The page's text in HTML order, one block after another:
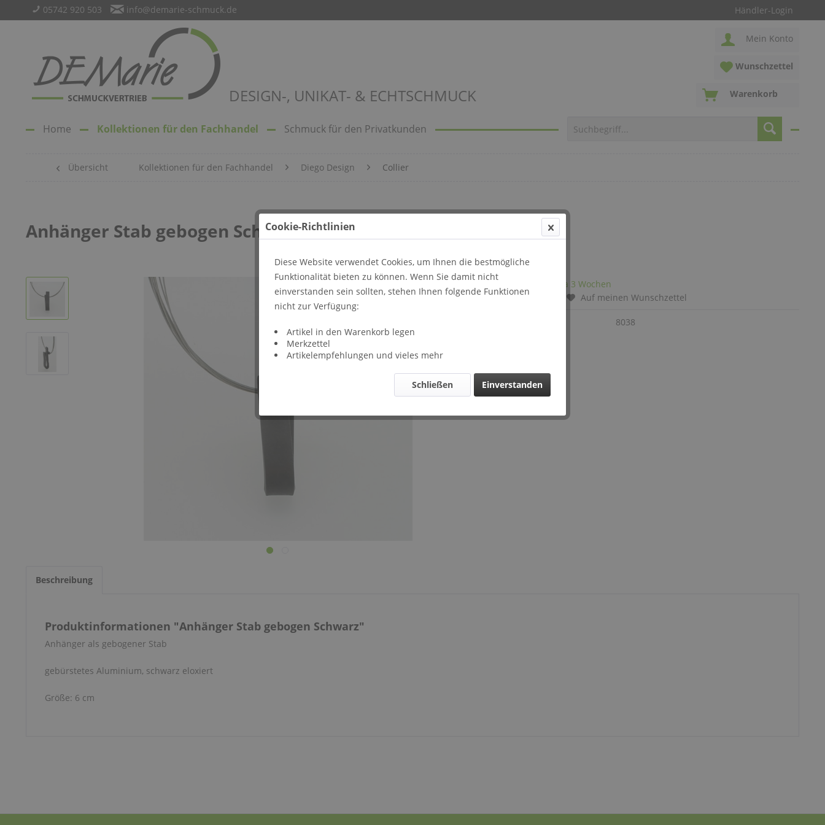
Händler-Login
05742 920 503 info@demarie-schmuck.de
DESIGN-, UNIKAT- & ECHTSCHMUCK
Mein Konto
Wunschzettel
Warenkorb
Home Kollektionen für den Fachhandel Schmuck für den Privatkunden
Übersicht Kollektionen für den Fachhandel Diego Design Collier
Anhänger Stab gebogen Schwarz
Lieferzeit: ca 3 Wochen
Vergleichen
Auf meinen Wunschzettel
8038
Beschreibung
Produktinformationen "Anhänger Stab gebogen Schwarz"
Anhänger als gebogener Stab
gebürstetes Aluminium, schwarz eloxiert
Größe: 6 cm
Cookie-Richtlinien
Diese Website verwendet Cookies, um Ihnen die bestmögliche
Funktionalität bieten zu können. Wenn Sie damit nicht
einverstanden sein sollten, stehen Ihnen folgende Funktionen
nicht zur Verfügung:
Artikel in den Warenkorb legen
Merkzettel
Artikelempfehlungen und vieles mehr
Einverstanden
Schließen